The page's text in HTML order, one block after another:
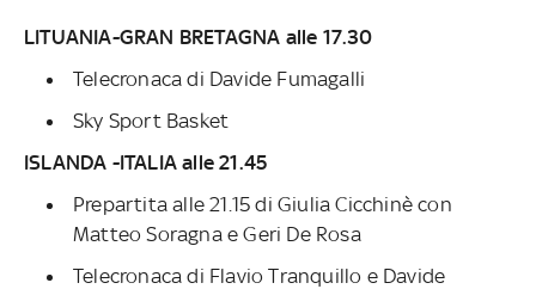
LITUANIA-GRAN BRETAGNA alle 17.30
Telecronaca di Davide Fumagalli
Sky Sport Basket
ISLANDA -ITALIA alle 21.45
Prepartita alle 21.15 di Giulia Cicchinè con
Matteo Soragna e Geri De Rosa
Telecronaca di Flavio Tranquillo e Davide